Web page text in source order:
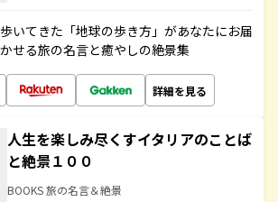
いてきた「地球の歩き方」があなたにお届
せる旅の名言と癒やしの絶景集
詳細を見る
人生を楽しみ尽くすイタリアのことば
と絶景１００
BOOKS 旅の名言＆絶景